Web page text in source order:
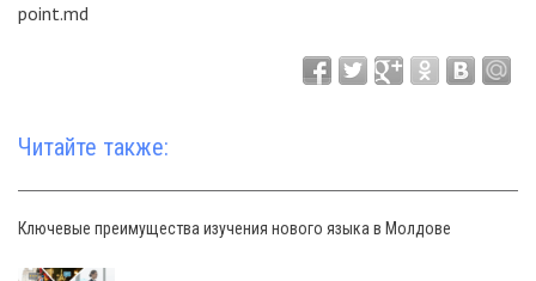
point.md
Читайте также:
Ключевые преимущества изучения нового языка в Молдове